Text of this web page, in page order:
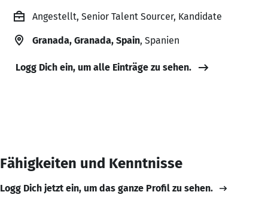
Angestellt, Senior Talent Sourcer, Kandidate
Granada, Granada, Spain, Spanien
Logg Dich ein, um alle Einträge zu sehen.
Fähigkeiten und Kenntnisse
Logg Dich jetzt ein, um das ganze Profil zu sehen.